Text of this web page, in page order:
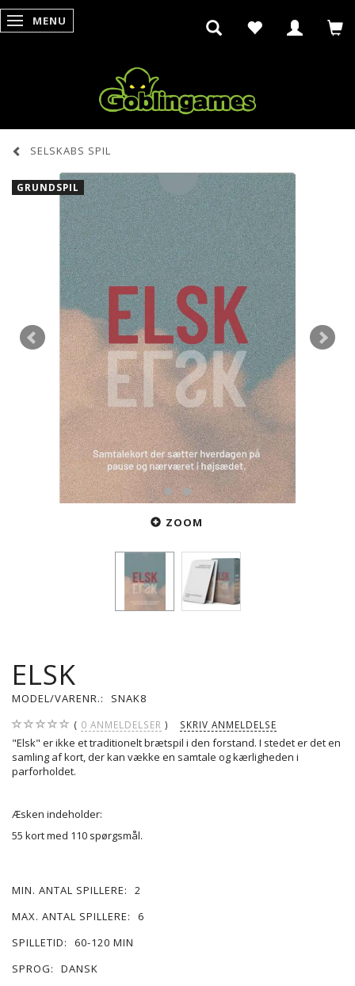
SKIFTE NAVIGATION
MENU
SELSKABS SPIL
GRUNDSPIL
ZOOM
ELSK
MODEL/VARENR.: SNAK8
0 ANMELDELSER SKRIV ANMELDELSE
"Elsk" er ikke et traditionelt brætspil i den forstand. I stedet er det en
samling af kort, der kan vække en samtale og kærligheden i
parforholdet.
Æsken indeholder:
55 kort med 110 spørgsmål.
MIN. ANTAL SPILLERE:
2
MAX. ANTAL SPILLERE:
6
SPILLETID:
60-120 MIN
SPROG:
DANSK